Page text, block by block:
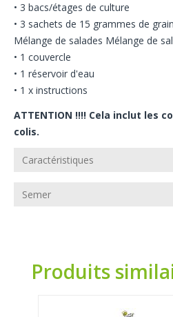
• 3 bacs/étages de culture
• 3 sachets de 15 grammes de
Mélange de salades Mélange de
• 1 couvercle
• 1 réservoir d'eau
• 1 x instructions
ATTENTION !!!! Cela inclut les
colis.
Caractéristiques
Semer
Produits